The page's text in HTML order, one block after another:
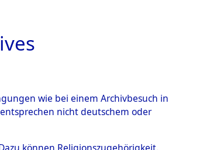
wie bei einem Archivbesuch in
nicht deutschem oder